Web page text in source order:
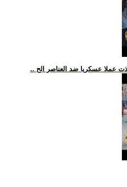
عملا عسكريا ضد العناصر الح